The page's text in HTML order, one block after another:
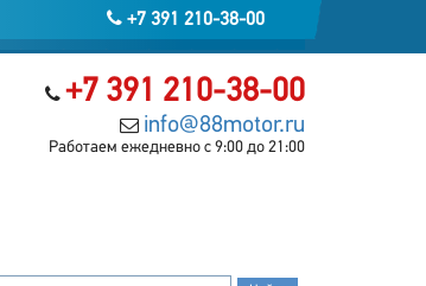
+7 391 210-38-00
+7 391 210-38-00
info@88motor.ru
Работаем ежедневно с 9:00 до 21:00